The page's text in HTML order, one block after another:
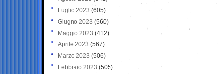
Luglio 2023 (605)
Giugno 2023 (560)
Maggio 2023 (412)
Aprile 2023 (567)
Marzo 2023 (506)
Febbraio 2023 (505)